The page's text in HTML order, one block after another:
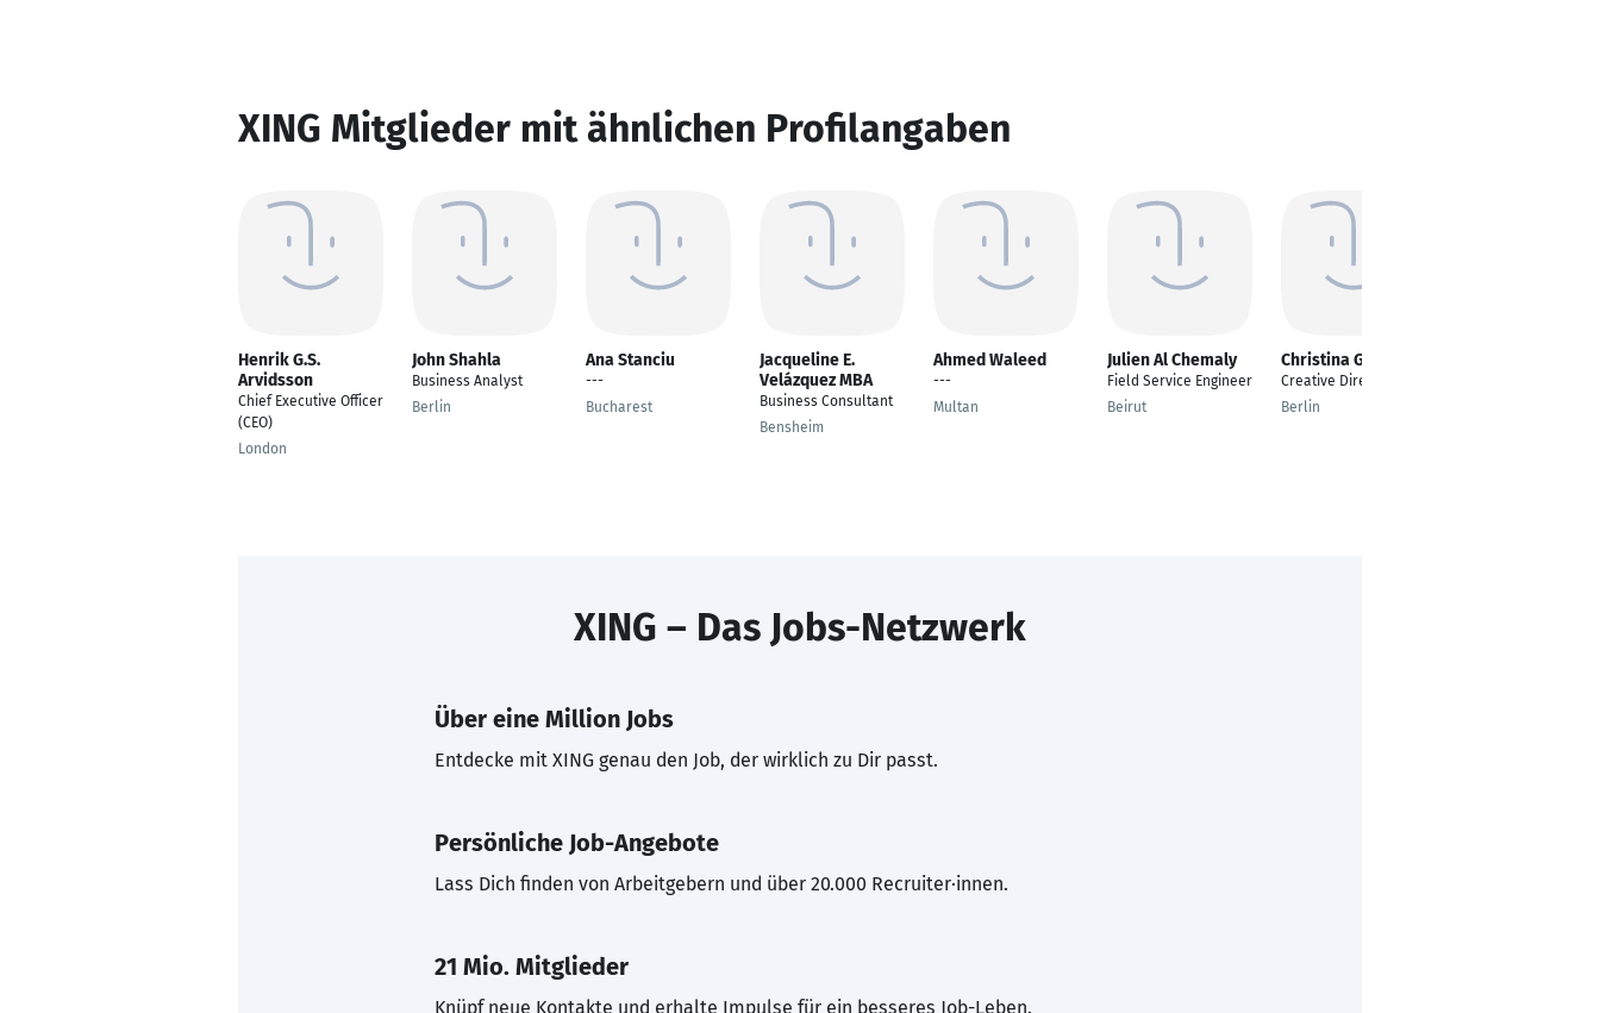
XING Mitglieder mit ähnlichen Profilangaben
Henrik G.S.
Arvidsson
Chief Executive Officer
(CEO)
London
John Shahla
Business Analyst
Berlin
Ana Stanciu
---
Bucharest
Jacqueline E.
Velázquez MBA
Business Consultant
Bensheim
Ahmed Waleed
---
Multan
Julien Al Chemaly
Field Service Engineer
Beirut
Christina Greiner
Creative Director
Berlin
XING – Das Jobs-Netzwerk
Über eine Million Jobs
Entdecke mit XING genau den Job, der wirklich zu Dir passt.
Persönliche Job-Angebote
Lass Dich finden von Arbeitgebern und über 20.000 Recruiter·innen.
21 Mio. Mitglieder
Knüpf neue Kontakte und erhalte Impulse für ein besseres Job-Leben.